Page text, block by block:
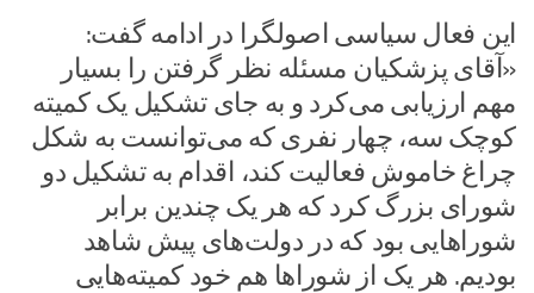
این فعال سیاسی اصولگرا در ادامه گفت:
«آقای پزشکیان مسئله نظر گرفتن را بسیار
مهم ارزیابی می‌کرد و به جای تشکیل یک کمیته
کوچک سه، چهار نفری که می‌توانست به شکل
چراغ خاموش فعالیت کند، اقدام به تشکیل دو
شورای بزرگ کرد که هر یک چندین برابر
شورا‌هایی بود که در دولت‌های پیش شاهد
بودیم. هر یک از شورا‌ها هم خود کمیته‌هایی